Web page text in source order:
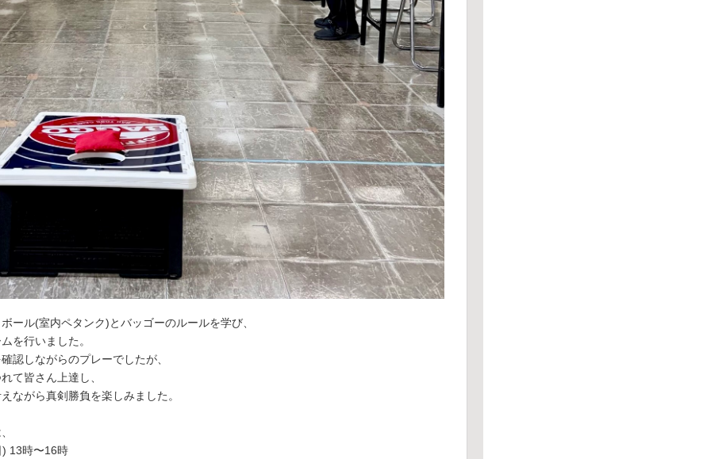
ール(室内ペタンク)とバッゴーのルールを学び、
を行いました。
認しながらのプレーでしたが、
て皆さん上達し、
ながら真剣勝負を楽しみました。
13時〜16時